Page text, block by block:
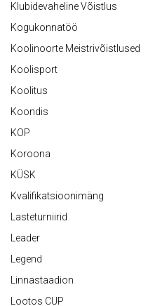
Klubidevaheline Võistlus
Kogukonnatöö
Koolinoorte Meistrivõistlused
Koolisport
Koolitus
Koondis
KOP
Koroona
KÜSK
Kvalifikatsioonimäng
Lasteturniirid
Leader
Legend
Linnastaadion
Lootos CUP